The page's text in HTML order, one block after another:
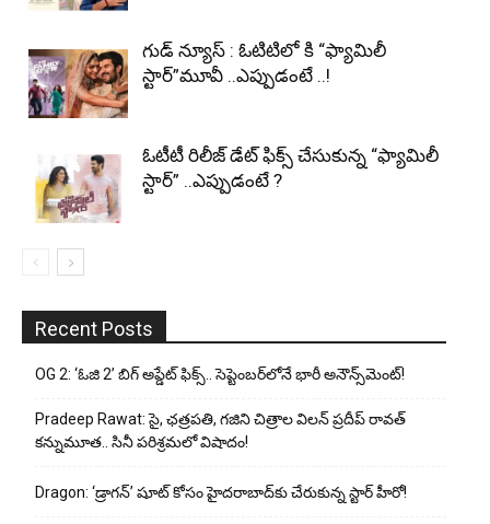
గుడ్ న్యూస్ : ఓటిటిలో కి “ఫ్యామిలీ
స్టార్”మూవీ ..ఎప్పుడంటే ..!
ఓటీటీ రిలీజ్ డేట్ ఫిక్స్ చేసుకున్న “ఫ్యామిలీ
స్టార్” ..ఎప్పుడంటే ?
Recent Posts
OG 2: ‘ఓజి 2’ బిగ్ అప్డేట్ ఫిక్స్.. సెప్టెంబర్‌లోనే భారీ అనౌన్స్‌మెంట్!
Pradeep Rawat: సై, ఛత్రపతి, గజిని చిత్రాల విలన్ ప్రదీప్ రావత్
కన్నుమూత.. సినీ పరిశ్రమలో విషాదం!
Dragon: ‘డ్రాగన్’ షూట్ కోసం హైదరాబాద్‌కు చేరుకున్న స్టార్ హీరో!